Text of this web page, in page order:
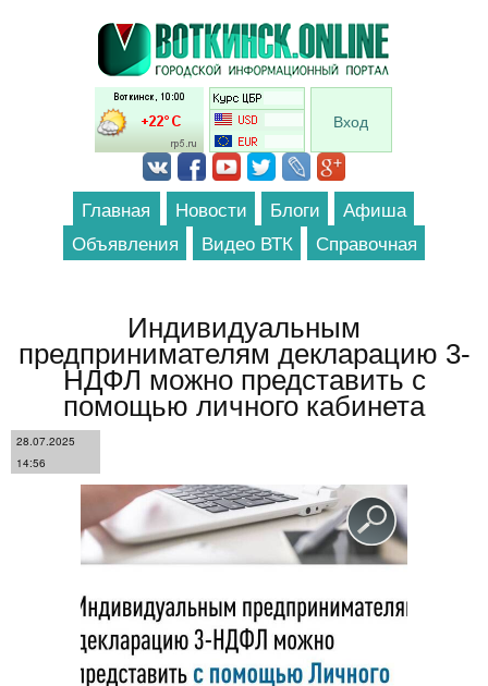
Перейти к основному содержанию
Вход
Главная Новости Блоги
Афиша
Объявления
Видео ВТК Справочная
Индивидуальным
предпринимателям декларацию 3-
НДФЛ можно представить с
помощью личного кабинета
28.07.2025
14:56